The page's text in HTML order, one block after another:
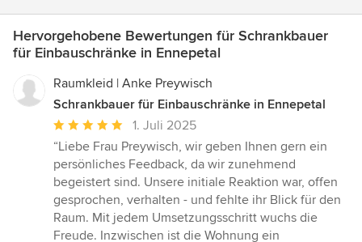
Hervorgehobene Bewertungen für Schrankbauer
für Einbauschränke in Ennepetal
Raumkleid | Anke Preywisch
Schrankbauer für Einbauschränke in Ennepetal
Durchschnittliche
Bewertung:
5
von
5
Sternen
1. Juli 2025
“Liebe Frau Preywisch, wir geben Ihnen gern ein
persönliches Feedback, da wir zunehmend
begeistert sind. Unsere initiale Reaktion war, offen
gesprochen, verhalten - und fehlte ihr Blick für den
Raum. Mit jedem Umsetzungsschritt wuchs die
Freude. Inzwischen ist die Wohnung ein